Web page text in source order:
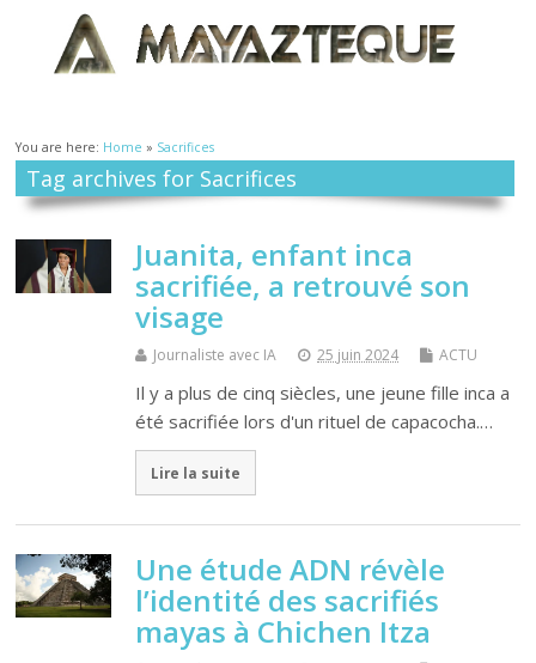
You are here: Home » Sacrifices
Tag archives for Sacrifices
Juanita, enfant inca
sacrifiée, a retrouvé son
visage
Journaliste avec IA 25 juin 2024 ACTU
Il y a plus de cinq siècles, une jeune fille inca a
été sacrifiée lors d'un rituel de capacocha.…
Lire la suite
Une étude ADN révèle
l’identité des sacrifiés
mayas à Chichen Itza